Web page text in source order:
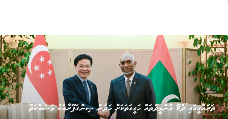
ޚަބަރު
ތަރައްގީގައި ދެކޭ އުންމީދުތައް ހަގީގަތަކަށް ހަދަން ސިންގަޕޫރާއެކު މަސައްކަތް